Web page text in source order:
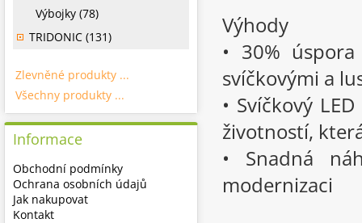
Výhody
• 30%
svíčkovými a
• Svíčkový
životností,
• Snadná
modernizaci
Výbojky (78)
TRIDONIC (131)
Zlevněné produkty ...
Všechny produkty ...
Informace
Obchodní podmínky
Ochrana osobních údajů
Jak nakupovat
Kontakt